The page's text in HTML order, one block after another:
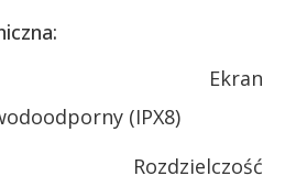
Ekran
(IPX8)
Rozdzielczość